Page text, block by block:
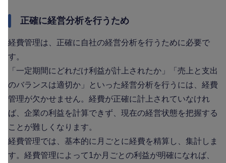
正確に経営分析を行うため
経費管理は、正確に自社の経営分析を行うために必要で
す。
「一定期間にどれだけ利益が計上されたか」「売上と支出
のバランスは適切か」といった経営分析を行うには、経費
管理が欠かせません。経費が正確に計上されていなけれ
ば、企業の利益を計算できず、現在の経営状態を把握する
ことが難しくなります。
経費管理では、基本的に月ごとに経費を精算し、集計しま
す。経費管理によって1か月ごとの利益が明確になれば、